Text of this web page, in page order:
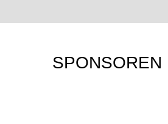
SPONSOREN